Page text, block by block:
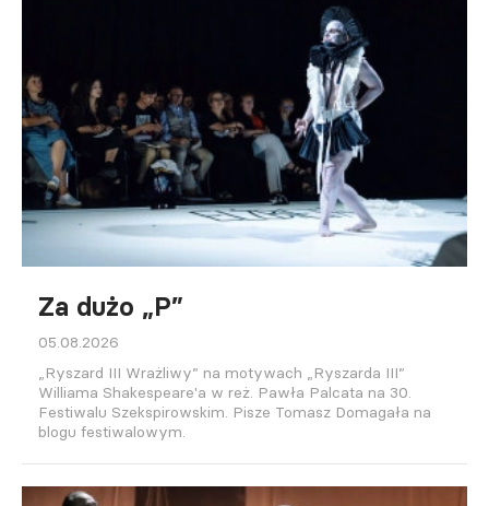
Za dużo „P”
05.08.2026
„Ryszard III Wrażliwy” na motywach „Ryszarda III”
Williama Shakespeare'a w reż. Pawła Palcata na 30.
Festiwalu Szekspirowskim. Pisze Tomasz Domagała na
blogu festiwalowym.